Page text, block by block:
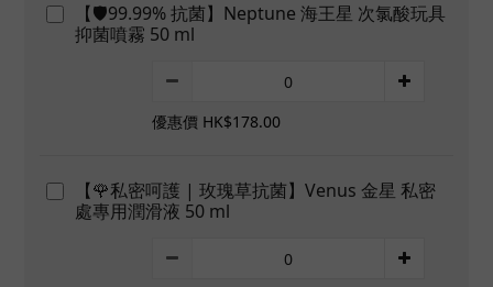
【🛡️99.99% 抗菌】Neptune 海王星 次氯酸玩具
抑菌噴霧 50 ml
優惠價 HK$178.00
【🌹私密呵護 | 玫瑰草抗菌】Venus 金星 私密
處專用潤滑液 50 ml